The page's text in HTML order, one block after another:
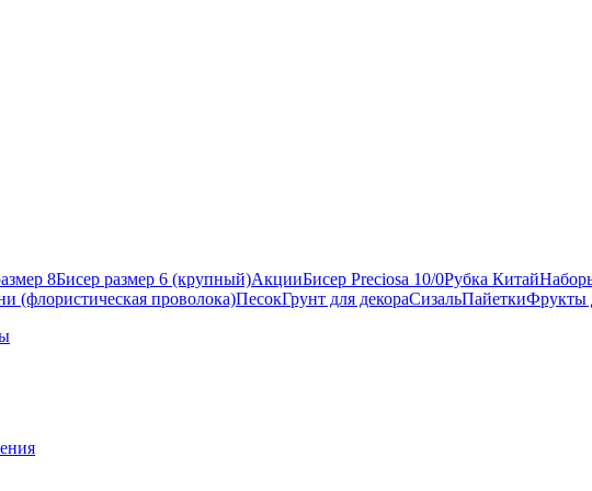
8Бисер размер 6 (крупный)АкцииБисер Preciosa 10/0Рубка Китай
(флористическая проволока)ПесокГрунт для декораСизальПайеткиФрукты